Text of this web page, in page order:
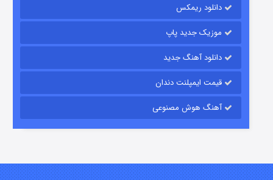
قسمت
قسمت۲ (دوبله) منتشر شد
دانلود ریمکس
موزیک جدید پاپ
دانلود آهنگ جدید
قیمت ایمپلنت دندان
آهنگ هوش مصنوعی